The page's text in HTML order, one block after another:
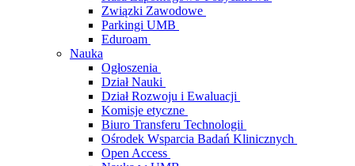
Związki Zawodowe
Parkingi UMB
Eduroam
Nauka
Ogłoszenia
Dział Nauki
Dział Rozwoju i Ewaluacji
Komisje etyczne
Biuro Transferu Technologii
Ośrodek Wsparcia Badań Klinicznych
Open Access